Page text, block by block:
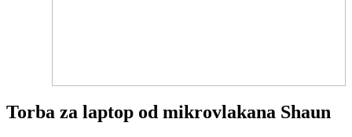
Torba za laptop od mikrovlakana Shaun